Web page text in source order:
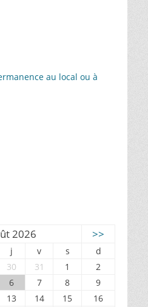
au local ou à
2026 >>
j v s
d
30 31 1
2
6 7 8
9
13 14 15 16